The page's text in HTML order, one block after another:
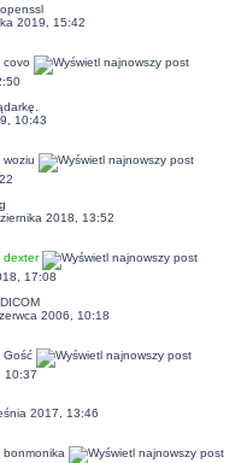
2019, 15:42
covo
10:43
woziu
2018, 13:52
dexter
17:08
2006, 10:18
Gość
10:37
2017, 13:46
bonmonika